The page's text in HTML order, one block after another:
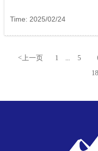
Time: 2025/02/24
< 上一页 1 5
18